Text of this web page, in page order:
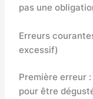
pas une
Erreurs
excessif)
Première erreur :
pour être